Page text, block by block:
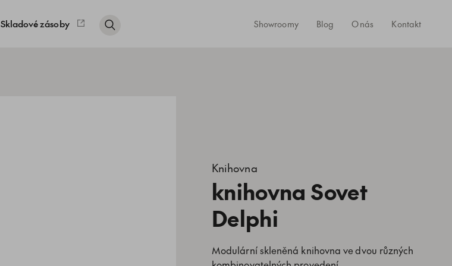
Skladové zásoby Showroomy Blog O nás Kontakt
Knihovna
knihovna Sovet
Delphi
Modulární skleněná knihovna ve dvou různých